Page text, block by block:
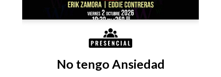
No tengo Ansiedad